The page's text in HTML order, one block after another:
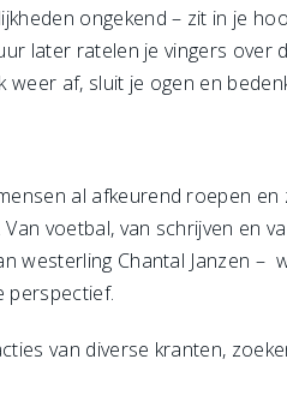
ongekend – zit in je
later ratelen je vingers
weer af, sluit je ogen en
al afkeurend roepen
voetbal, van schrijven en
westerling Chantal Janzen –
perspectief.
van diverse kranten,